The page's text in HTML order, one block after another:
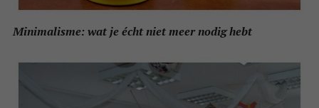
Minimalisme: wat je écht niet meer nodig hebt